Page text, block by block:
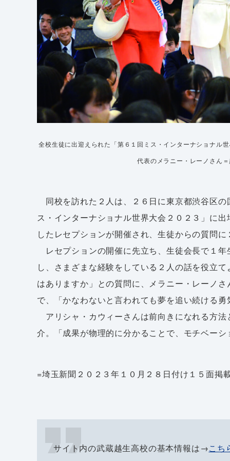
全校生徒に出迎えられた「第６１回ミス・インターナショナル
代表のメラニー・レーノさん
同校を訪れた２人は、２６日に東京都渋谷区
ス・インターナショナル世界大会２０２３」に
したレセプションが開催され、生徒からの質問
レセプションの開催に先立ち、生徒会長で１
し、さまざまな経験をしている２人の話を役立
はありますか」との質問に、メラニー・レーノ
で、「かなわないと言われても夢を追い続ける
アリシャ・カウィーさんは前向きになれる方
介。「成果が物理的に分かることで、モチベー
=埼玉新聞２０２３年１０月２８日付け１５面掲
サイト内の武蔵越生高校の基本情報は→こち